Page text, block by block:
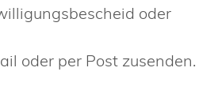
oder
oder per Post zusenden.